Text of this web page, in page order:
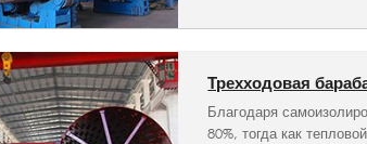
Трехходовая
Благодаря
80%, тогда как